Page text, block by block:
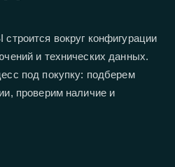
вокруг конфигурации
и технических данных.
под покупку: подберем
проверим наличие и